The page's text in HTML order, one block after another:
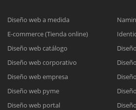
Diseño web a medida
E-commerce (Tienda online)
Diseño web catálogo
Diseño web corporativo
Diseño web empresa
Diseño web pyme
Diseño web portal